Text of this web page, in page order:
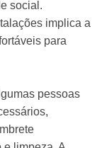
social.
implica a
​​para
pessoas